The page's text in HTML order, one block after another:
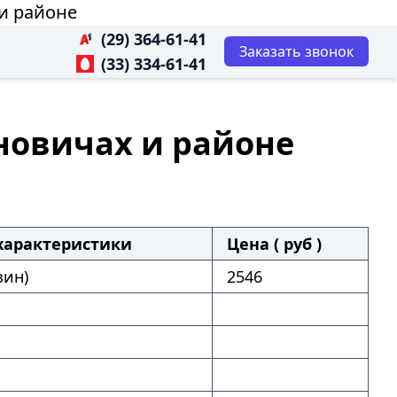
районе
(29) 364-61-41
(33) 334-61-41
Заказать звонок
и районе
Цена ( руб )
2546